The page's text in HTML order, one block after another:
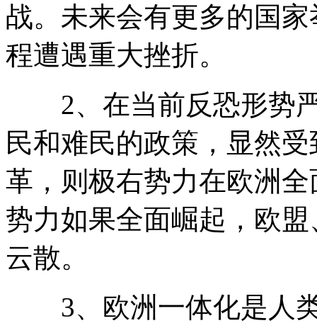
战。未来会有更多的国
程遭遇重大挫折。
2、在当前反恐形势严
民和难民的政策，显然
革，则极右势力在欧洲
势力如果全面崛起，欧
云散。
3、欧洲一体化是人类